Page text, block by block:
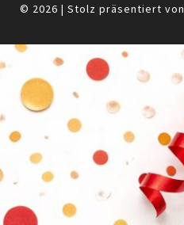
© 2026 | Stolz präsentiert von